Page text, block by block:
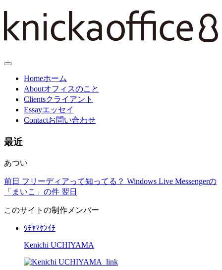
Homeホーム
Aboutオフィスのこと
Clientsクライアント
Essayエッセイ
Contactお問い合わせ
最近
あつい
前日 フリーディアって知ってる？ Windows Live Messengerの
「まいこ」の件 翌日
このサイトの制作メンバー
ｳﾁﾔﾏｹﾝｲﾁ
Kenichi UCHIYAMA